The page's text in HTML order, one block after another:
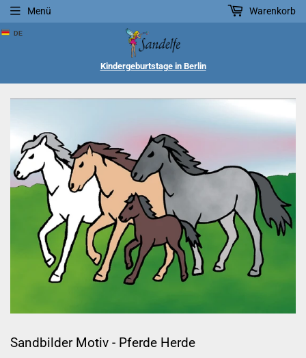
Kindergeburtstage in Berlin
Menü Warenkorb
Sandbilder Motiv - Pferde Herde
DE